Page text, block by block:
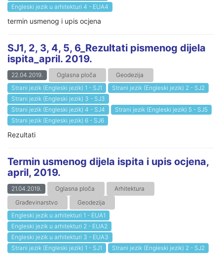
Engleski jezik u arhitekturi 4 - EUA4
termin usmenog i upis ocjena
SJ1, 2, 3, 4, 5, 6_Rezultati pismenog dijela
ispita_april. 2019.
22.04.2019. Oglasna ploča
Geodezija
Strani jezik (Engleski jezik) 1 - SJ1
Strani jezik (Engleski jezik) 2 - SJ2
Strani jezik (Engleski jezik) 3 - SJ3
Strani jezik (Engleski jezik) 4 - SJ4
Strani jezik (Engleski jezik) 5 - SJ5
Strani jezik (Engleski jezik) 6 - SJ6
Rezultati
Termin usmenog dijela ispita i upis ocjena,
april, 2019.
21.04.2019. Oglasna ploča
Arhitektura
Građevinarstvo
Geodezija
Engleski jezik u arhitekturi 1 - EUA1
Engleski jezik u arhitekturi 2 - EUA2
Engleski jezik u arhitekturi 3 - EUA3
Strani jezik (Engleski jezik) 1 - SJ1
Strani jezik (Engleski jezik) 2 - SJ2